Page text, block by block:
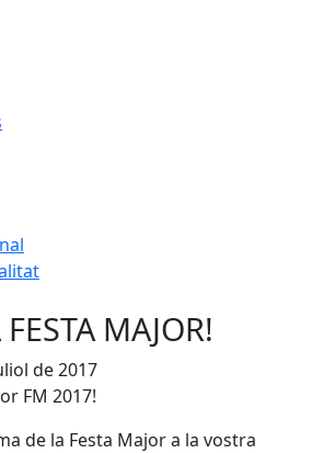
MAJOR!
de 2017
FM 2017!
de la Festa Major a la vostra